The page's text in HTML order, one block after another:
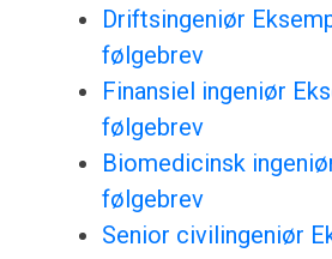
Driftsingeniør
følgebrev
Finansiel ingeniør
følgebrev
Biomedicinsk
følgebrev
Senior civilingeniør